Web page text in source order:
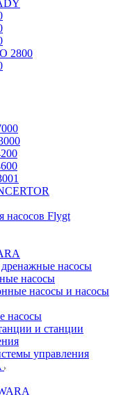
2800
насосов Flygt
насосы
насосы
насосы и насосы
насосы
и станции
управления